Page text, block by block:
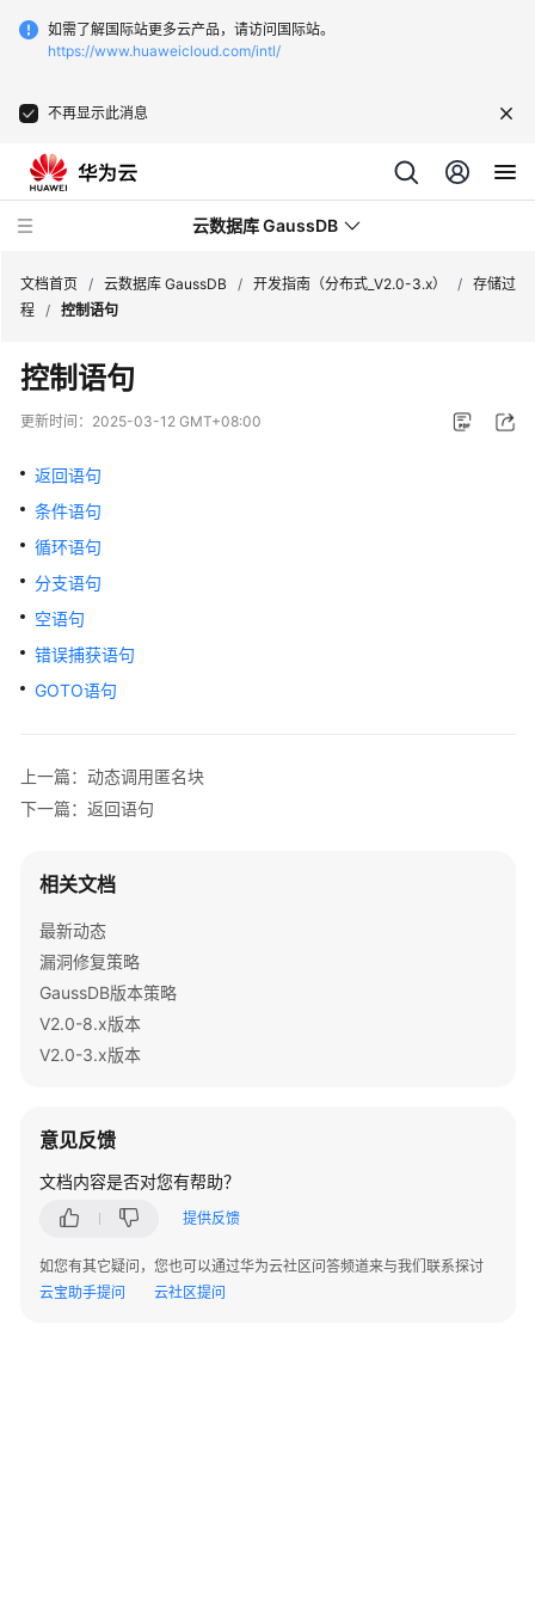
如需了解国际站更多云产品，请访问国际站。
https://www.huaweicloud.com/intl/
不再显示此消息
云数据库 GaussDB
最
新
动
务
公
告
产
品
介
费
说
快
速
门
用
户
发
开
文档首页 / 云数据库 GaussDB / 开发指南（分布式_V2.0-3.x） / 存储过
程 / 控制语句
控制语句
更新时间： 2025-03-12 GMT+08:00
返回语句
条件语句
循环语句
分支语句
空语句
错误捕获语句
GOTO语句
上一篇：动态调用匿名块
下一篇：返回语句
相关文档
最新动态
漏洞修复策略
GaussDB版本策略
V2.0-8.x版本
V2.0-3.x版本
意见反馈
文档内容是否对您有帮助？
提供反馈
如您有其它疑问，您也可以通过华为云社区问答频道来与我们联系探讨
云宝助手提问
云社区提问